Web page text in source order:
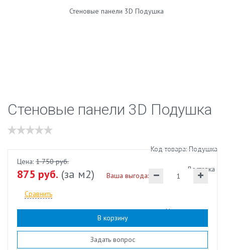
Стеновые панели 3D Подушка
Наличие:есть
Код товара: Подушка
Доставка
Цена: 1 750 руб.
875 руб. (за м2)
Ваша выгода: 875 руб.
Сравнить
В корзину
Задать вопрос